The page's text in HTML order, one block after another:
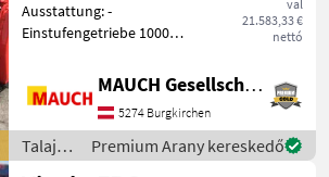
val
21.583,33 €
nettó
Ausstattung: -
Einstufengetriebe 1000
Höhenverstellung der
Walze - Messer pro
Flansch:6 - Frontscheiben -
Gelenkwelle mit
Nockenschaltkup
MAUCH Gesellschaft m.b.H. & Co.KG
5274 Burgkirchen
Talajművelő
gépek /
Premium Arany kereskedő